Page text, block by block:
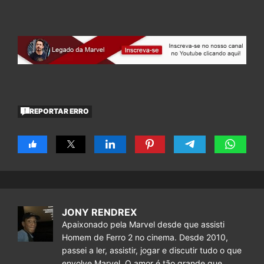
REPORTAR ERRO
JONY RENDREX
Apaixonado pela Marvel desde que assisti
Homem de Ferro 2 no cinema. Desde 2010,
passei a ler, assistir, jogar e discutir tudo o que